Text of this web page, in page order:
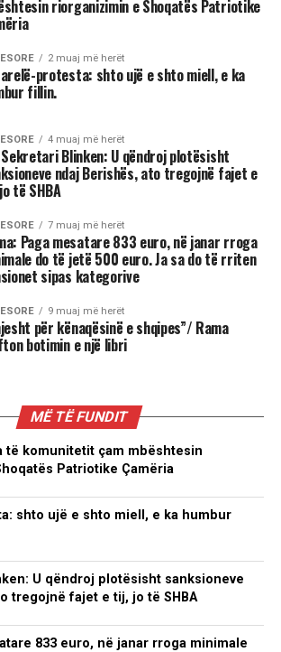
riorganizimin e Shoqatës Patriotike
2 muaj më herët
protesta: shto ujë e shto miell, e ka
fillin.
4 muaj më herët
Blinken: U qëndroj plotësisht
ndaj Berishës, ato tregojnë fajet e
të SHBA
7 muaj më herët
Paga mesatare 833 euro, në janar rroga
do të jetë 500 euro. Ja sa do të rriten
sipas kategorive
9 muaj më herët
për kënaqësinë e shqipes”/ Rama
botimin e një libri
MË TË FUNDIT
të komunitetit çam mbështesin
Patriotike Çamëria
shto ujë e shto miell, e ka humbur
U qëndroj plotësisht sanksioneve
tregojnë fajet e tij, jo të SHBA
833 euro, në janar rroga minimale